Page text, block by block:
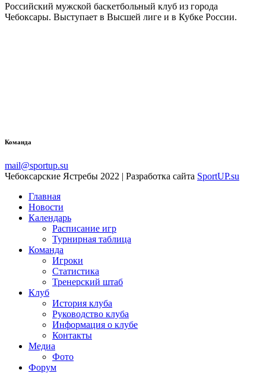
Российский мужской баскетбольный клуб из города
Чебоксары. Выступает в Высшей лиге и в Кубке России.
Команда
mail@sportup.su
Чебоксарские Ястребы 2022 | Разработка сайта SportUP.su
Главная
Новости
Календарь
Расписание игр
Турнирная таблица
Команда
Игроки
Статистика
Тренерский штаб
Клуб
История клуба
Руководство клуба
Информация о клубе
Контакты
Медиа
Фото
Форум